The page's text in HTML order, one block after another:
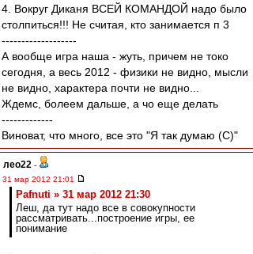
4. Вокруг Диканя ВСЕЙ КОМАНДОЙ надо было
столпиться!!! Не считая, кто занимается п 3
-------------------
А вообще игра наша - жуть, причем не токо
сегодня, а весь 2012 - физики не видно, мысли
не видно, характера почти не видно...
Ждемс, болеем дальше, а чо еще делать
-------------
Виноват, что много, все это "Я так думаю (С)"
лео22 -
31 мар 2012 21:01
Pafnuti » 31 мар 2012 21:30
Леш, да тут надо все в совокупности
рассматривать...построение игры, ее
понимание